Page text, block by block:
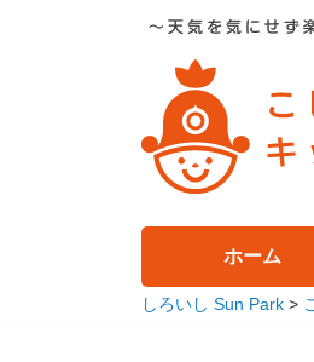
ホーム
しろいし Sun Park >